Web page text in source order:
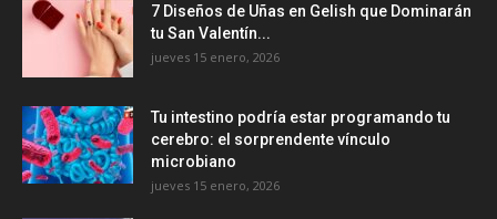
7 Diseños de Uñas en Gelish que Dominarán
tu San Valentín...
jueves 15 enero, 2026
Tu intestino podría estar programando tu
cerebro: el sorprendente vínculo
microbiano
jueves 15 enero, 2026